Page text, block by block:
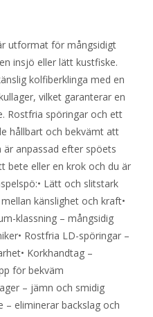
utformat för mångsidigt
insjö eller lätt kustfiske.
kolfiberklinga med en
vilket garanterar en
Rostfria spöringar och ett
hållbart och bekvämt att
är anpassad efter spöets
bete eller en krok och du är
Lätt och slitstark
känslighet och kraft•
klassning – mångsidig
Rostfria LD-spöringar –
Korkhandtag –
för bekväm
– jämn och smidig
– eliminerar backslag och